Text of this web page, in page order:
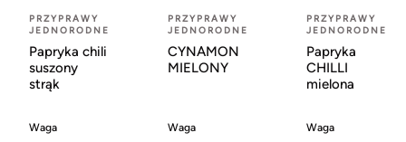
PRZYPRAWY
JEDNORODNE
Papryka chili
suszony
strąk
Waga
PRZYPRAWY
JEDNORODNE
CYNAMON
MIELONY
Waga
PRZYPRAWY
JEDNORODNE
Papryka
CHILLI
mielona
Waga